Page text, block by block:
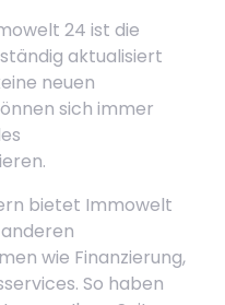
24 ist die
aktualisiert
neuen
sich immer
bietet Immowelt
wie Finanzierung,
So haben